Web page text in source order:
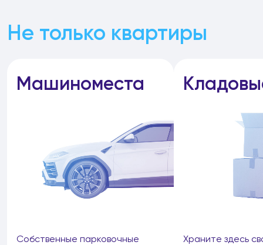
Не только квартиры
Машиноместа
Собственные парковочные
Храните здесь